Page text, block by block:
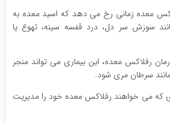
معده زمانی رخ می دهد که اسید معده به
سوزش سر دل، درد قفسه سینه، تهوع یا
رفلاکس معده، این بیماری می تواند منجر
سرطان مری شود.
که می خواهند رفلاکس معده خود را مدیریت